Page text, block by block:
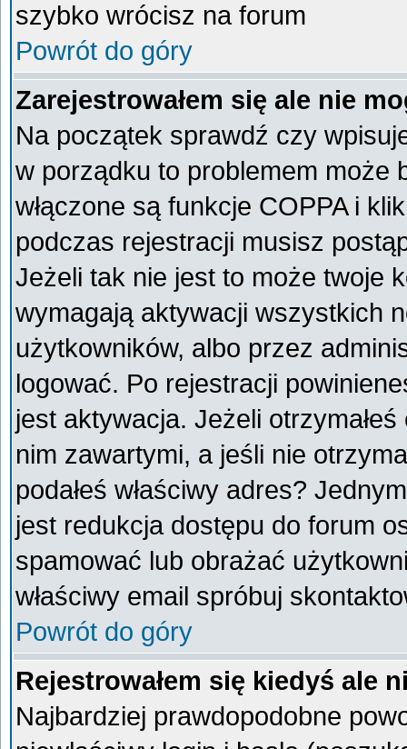
szybko wrócisz na forum
Powrót do góry
Zarejestrowałem się ale nie
Na początek sprawdź czy
w porządku to problemem może
włączone są funkcje COPPA i
podczas rejestracji musisz
Jeżeli tak nie jest to może twoje
wymagają aktywacji wszystkich
użytkowników, albo przez
logować. Po rejestracji
jest aktywacja. Jeżeli
nim zawartymi, a jeśli nie
podałeś właściwy adres?
jest redukcja dostępu do forum
spamować lub obrażać
właściwy email spróbuj
Powrót do góry
Rejestrowałem się kiedyś ale
Najbardziej prawdopodobne